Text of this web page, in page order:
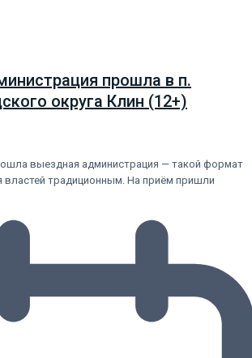
прошла в п.
округа Клин (12+)
выездная администрация — такой формат
властей традиционным. На приём пришли